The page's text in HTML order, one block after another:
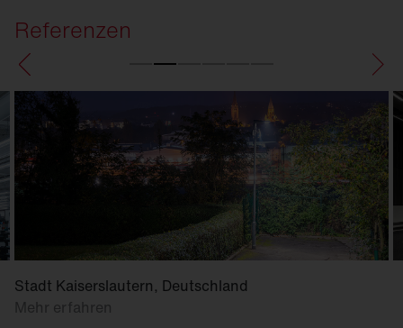
Referenzen
Stadt Kaiserslautern, Deutschland
Mehr erfahren